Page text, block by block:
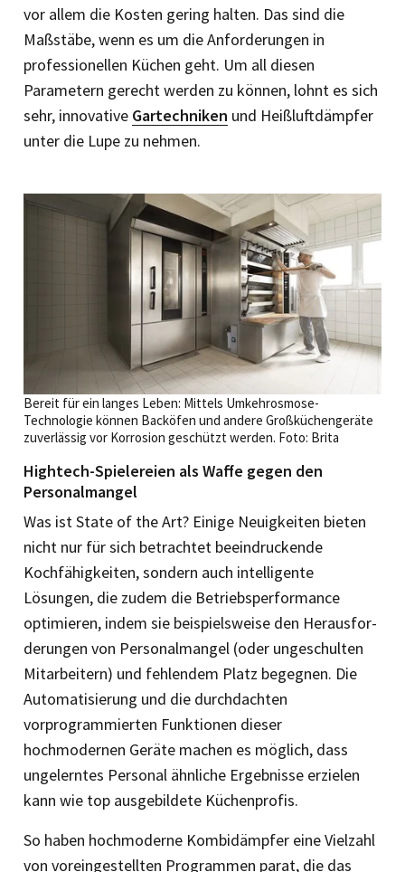
vor allem die Kosten gering halten. Das sind die
Maßstäbe, wenn es um die Anforderungen in
professionellen Küchen geht. Um all diesen
Parametern gerecht werden zu können, lohnt es sich
sehr, innovative Gartechniken und Heißluftdämpfer
unter die Lupe zu nehmen.
Bereit für ein langes Leben: Mittels Umkehrosmose-
Technologie können Backöfen und andere Großküchengeräte
zuverlässig vor Korrosion geschützt werden. Foto: Brita
Hightech-Spielereien als Waffe gegen den
Personalmangel
Was ist State of the Art? Einige Neuigkeiten bieten
nicht nur für sich betrachtet beeindruckende
Kochfähigkeiten, sondern auch intelligente
Lösungen, die zudem die Betriebsperformance
optimieren, in­dem sie beispielsweise den He­raus­for­
derungen von Personalmangel (oder ungeschulten
Mitarbeitern) und feh­lendem Platz begegnen. Die
Automatisierung und die durchdachten
vorprogrammierten Funktionen dieser
hochmodernen Geräte machen es möglich, dass
ungelerntes Personal ähnliche Ergebnisse erzielen
kann wie top ausgebildete Küchenprofis.
So haben hochmoderne Kombidämpfer eine Vielzahl
von voreingestellten Programmen parat, die das